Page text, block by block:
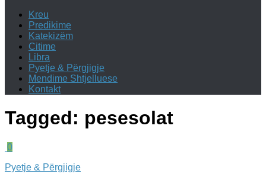
Kreu
Predikime
Katekizëm
Citime
Libra
Pyetje & Përgjigje
Mendime Shtjelluese
Kontakt
Tagged: pesesolat
0
Pyetje & Përgjigje